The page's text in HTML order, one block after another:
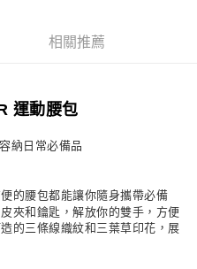
運費
運費
相關推薦
運動腰包
納日常必備品
的腰包都能讓你隨身攜帶必備
夾和鑰匙，解放你的雙手，方便
的三條線織紋和三葉草印花，展